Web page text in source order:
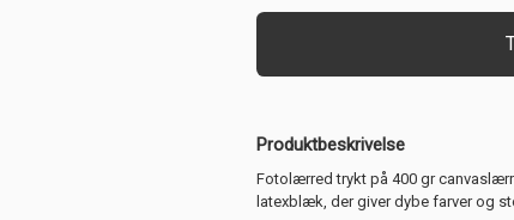
Produktbeskrivelse
Fotolærred trykt på 400 gr
latexblæk, der giver dybe farver og